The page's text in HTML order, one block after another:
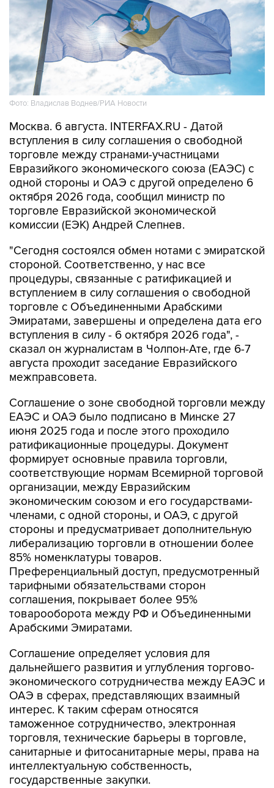
Фото: Владислав Воднев/РИА Новости
Москва. 6 августа. INTERFAX.RU - Датой
вступления в силу соглашения о свободной
торговле между странами-участницами
Евразийкого экономического союза (ЕАЭС) с
одной стороны и ОАЭ с другой определено 6
октября 2026 года, сообщил министр по
торговле Евразийской экономической
комиссии (ЕЭК) Андрей Слепнев.
"Сегодня состоялся обмен нотами с эмиратской
стороной. Соответственно, у нас все
процедуры, связанные с ратификацией и
вступлением в силу соглашения о свободной
торговле с Объединенными Арабскими
Эмиратами, завершены и определена дата его
вступления в силу - 6 октября 2026 года", -
сказал он журналистам в Чолпон-Ате, где 6-7
августа проходит заседание Евразийского
межправсовета.
Соглашение о зоне свободной торговли между
ЕАЭС и ОАЭ было подписано в Минске 27
июня 2025 года и после этого проходило
ратификационные процедуры. Документ
формирует основные правила торговли,
соответствующие нормам Всемирной торговой
организации, между Евразийским
экономическим союзом и его государствами-
членами, с одной стороны, и ОАЭ, с другой
стороны и предусматривает дополнительную
либерализацию торговли в отношении более
85% номенклатуры товаров.
Преференциальный доступ, предусмотренный
тарифными обязательствами сторон
соглашения, покрывает более 95%
товарооборота между РФ и Объединенными
Арабскими Эмиратами.
Соглашение определяет условия для
дальнейшего развития и углубления торгово-
экономического сотрудничества между ЕАЭС и
ОАЭ в сферах, представляющих взаимный
интерес. К таким сферам относятся
таможенное сотрудничество, электронная
торговля, технические барьеры в торговле,
санитарные и фитосанитарные меры, права на
интеллектуальную собственность,
государственные закупки.